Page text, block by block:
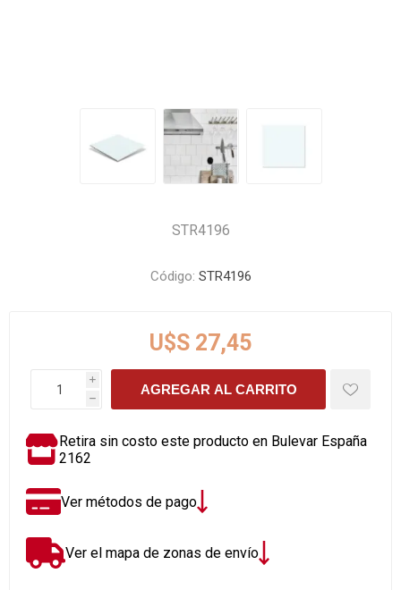
STR4196
Código: STR4196
U$S 27,45
i
h
AGREGAR AL CARRITO
Retira sin costo este producto en Bulevar España
2162
Ver métodos de pago
Ver el mapa de zonas de envío